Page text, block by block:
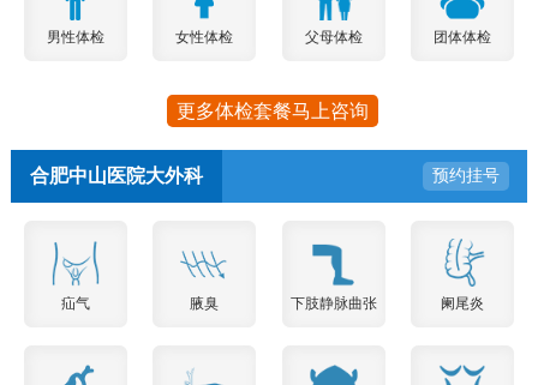
男性体检 女性体检 父母体检 团体体检
更多体检套餐马上咨询
合肥中山医院大外科 预约挂号
疝气 腋臭 下肢静脉曲张 阑尾炎